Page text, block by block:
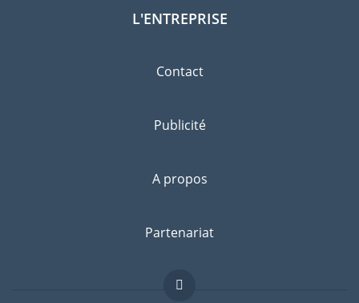
L'ENTREPRISE
Contact
Publicité
A propos
Partenariat